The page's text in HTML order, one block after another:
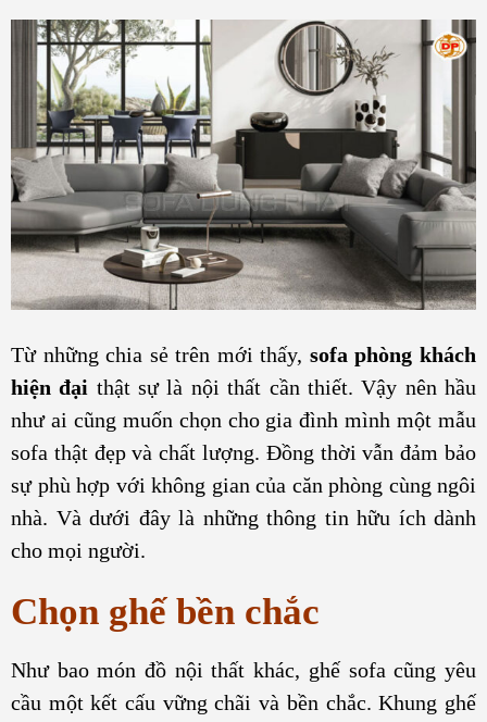
Từ những chia sẻ trên mới thấy, sofa phòng khách
hiện đại thật sự là nội thất cần thiết. Vậy nên hầu
như ai cũng muốn chọn cho gia đình mình một mẫu
sofa thật đẹp và chất lượng. Đồng thời vẫn đảm bảo
sự phù hợp với không gian của căn phòng cùng ngôi
nhà. Và dưới đây là những thông tin hữu ích dành
cho mọi người.
Chọn ghế bền chắc
Như bao món đồ nội thất khác, ghế sofa cũng yêu
cầu một kết cấu vững chãi và bền chắc. Khung ghế